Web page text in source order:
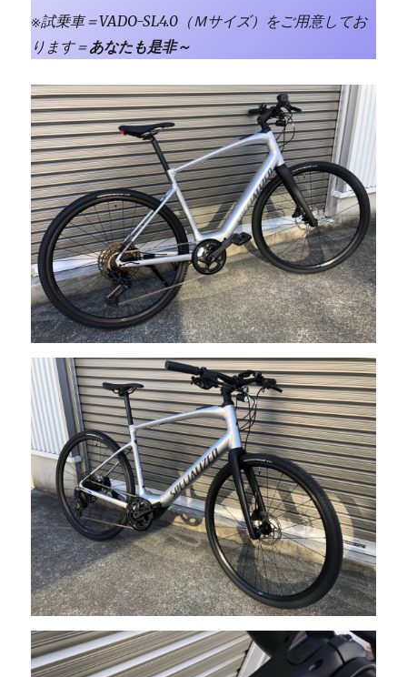
※試乗車＝VADO-SL4.0（Ｍサイズ）をご用意してお
ります＝あなたも是非～